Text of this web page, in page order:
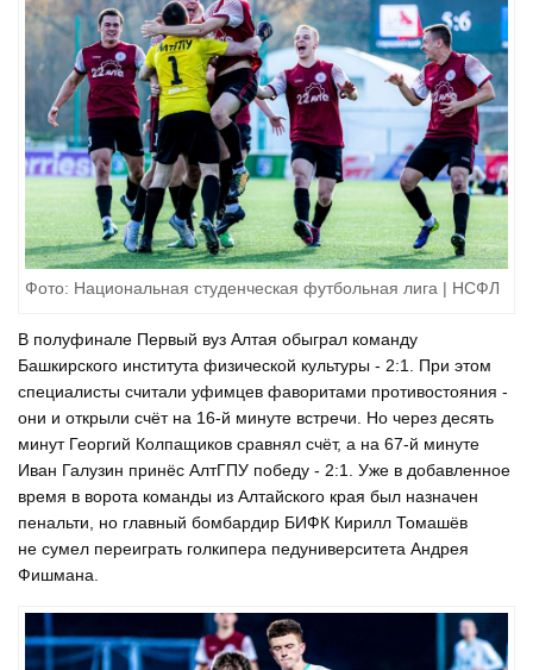
Фото: Национальная студенческая футбольная лига | НСФЛ
В полуфинале Первый вуз Алтая обыграл команду
Башкирского института физической культуры - 2:1. При этом
специалисты считали уфимцев фаворитами противостояния -
они и открыли счёт на 16-й минуте встречи. Но через десять
минут Георгий Колпащиков сравнял счёт, а на 67-й минуте
Иван Галузин принёс АлтГПУ победу - 2:1. Уже в добавленное
время в ворота команды из Алтайского края был назначен
пенальти, но главный бомбардир БИФК Кирилл Томашёв
не сумел переиграть голкипера педуниверситета Андрея
Фишмана.